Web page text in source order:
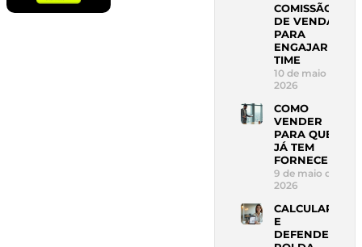
COMISSÃO
DE VENDAS
PARA
ENGAJAR
TIME
10 de maio de
2026
COMO
VENDER
PARA QUEM
JÁ TEM
FORNECEDOR
9 de maio de
2026
CALCULAR
E
DEFENDER